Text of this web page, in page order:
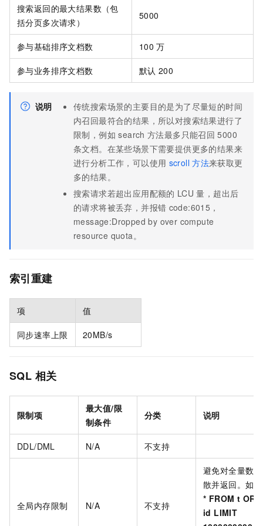
搜索返回的最大结果数（包
括分页多次请求）
5000
参与基础排序文档数 100 万
参与业务排序文档数 默认 200
说明
传统搜索场景的主要目的是为了尽量短的时间
内召回最符合的结果，所以对搜索结果进行了
限制，例如 search 方法最多只能召回 5000
条文档。在某些场景下需要提供更多的结果来
进行分析工作，可以使用 scroll 方法来获取更
多的结果。
搜索请求若超出应用配额的 LCU 量，超出后
的请求将被丢弃，并报错 code:6015，
message:Dropped by over compute
resource quota。
索引重建
项 值
同步速率上限 20MB/s
SQL 相关
限制项
最大值/限
制条件
分类 说明
DDL/DML N/A 不支持
全局内存限制 N/A 不支持
避免对全量数
散并返回。如
* FROM t
id LIMIT